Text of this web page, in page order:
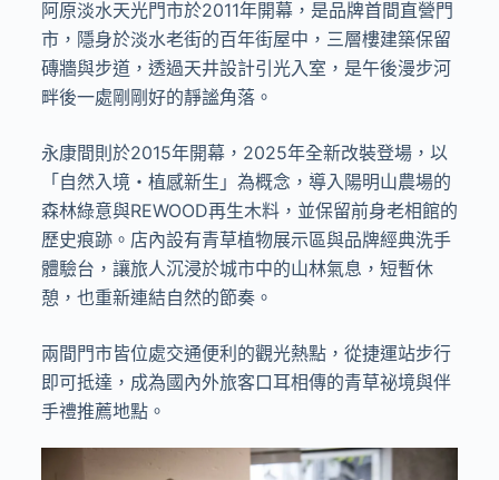
阿原淡水天光門市於2011年開幕，是品牌首間直營門
市，隱身於淡水老街的百年街屋中，三層樓建築保留
磚牆與步道，透過天井設計引光入室，是午後漫步河
畔後一處剛剛好的靜謐角落。
永康間則於2015年開幕，2025年全新改裝登場，以
「自然入境・植感新生」為概念，導入陽明山農場的
森林綠意與REWOOD再生木料，並保留前身老相館的
歷史痕跡。店內設有青草植物展示區與品牌經典洗手
體驗台，讓旅人沉浸於城市中的山林氣息，短暫休
憩，也重新連結自然的節奏。
兩間門市皆位處交通便利的觀光熱點，從捷運站步行
即可抵達，成為國內外旅客口耳相傳的青草祕境與伴
手禮推薦地點。